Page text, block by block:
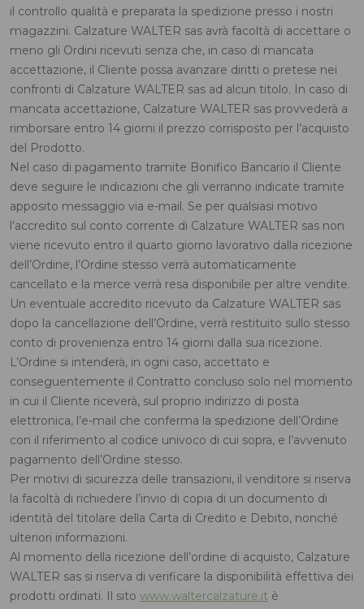
il controllo qualità e preparata la spedizione presso i nostri
magazzini. Calzature WALTER sas avrà facoltà di accettare o
meno gli Ordini ricevuti senza che, in caso di mancata
accettazione, il Cliente possa avanzare diritti o pretese nei
confronti di Calzature WALTER sas ad alcun titolo. In caso di
mancata accettazione, Calzature WALTER sas provvederà a
rimborsare entro 14 giorni il prezzo corrisposto per l’acquisto
del Prodotto.
Nel caso di pagamento tramite Bonifico Bancario il Cliente
deve seguire le indicazioni che gli verranno indicate tramite
apposito messaggio via e-mail. Se per qualsiasi motivo
l’accredito sul conto corrente di Calzature WALTER sas non
viene ricevuto entro il quarto giorno lavorativo dalla ricezione
dell’Ordine, l’Ordine stesso verrà automaticamente
cancellato e la merce verrà resa disponibile per altre vendite.
Un eventuale accredito ricevuto da Calzature WALTER sas
dopo la cancellazione dell’Ordine, verrà restituito sullo stesso
conto di provenienza entro 14 giorni dalla sua ricezione.
L’Ordine si intenderà, in ogni caso, accettato e
conseguentemente il Contratto concluso solo nel momento
in cui il Cliente riceverà, sul proprio indirizzo di posta
elettronica, l’e-mail che conferma la spedizione dell’Ordine
con il riferimento al codice univoco di cui sopra, e l’avvenuto
pagamento dell’Ordine stesso.
Per motivi di sicurezza delle transazioni, il venditore si riserva
la facoltà di richiedere l’invio di copia di un documento di
identità del titolare della Carta di Credito e Debito, nonché
ulteriori informazioni.
Al momento della ricezione dell’ordine di acquisto, Calzature
WALTER sas si riserva di verificare la disponibilità effettiva dei
prodotti ordinati. Il sito www.waltercalzature.it è